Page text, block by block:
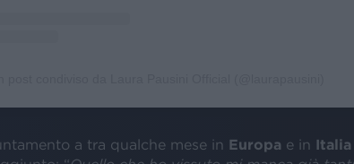
a tra qualche mese in Europa e in Italia